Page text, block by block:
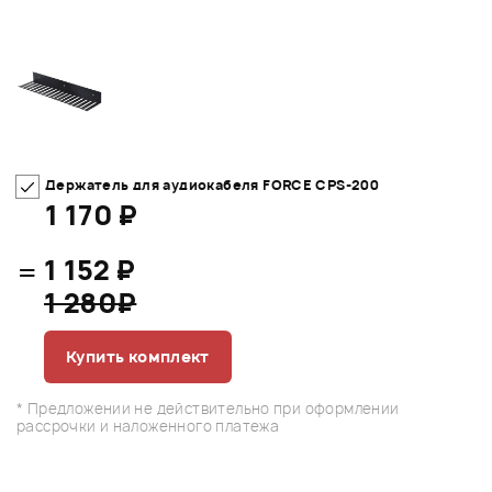
Держатель для аудиокабеля FORCE CPS-200
1 170 ₽
= 1 152 ₽
1 280₽
Купить комплект
* Предложении не действительно при оформлении
рассрочки и наложенного платежа